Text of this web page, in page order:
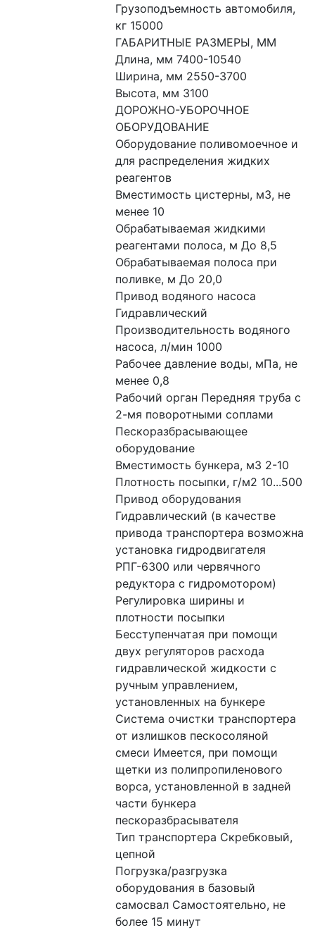
Грузоподъемность автомобиля,
кг 15000
ГАБАРИТНЫЕ РАЗМЕРЫ, ММ
Длина, мм 7400-10540
Ширина, мм 2550-3700
Высота, мм 3100
ДОРОЖНО-УБОРОЧНОЕ
ОБОРУДОВАНИЕ
Оборудование поливомоечное и
для распределения жидких
реагентов
Вместимость цистерны, м3, не
менее 10
Обрабатываемая жидкими
реагентами полоса, м До 8,5
Обрабатываемая полоса при
поливке, м До 20,0
Привод водяного насоса
Гидравлический
Производительность водяного
насоса, л/мин 1000
Рабочее давление воды, мПа, не
менее 0,8
Рабочий орган Передняя труба с
2-мя поворотными соплами
Пескоразбрасывающее
оборудование
Вместимость бункера, м3 2-10
Плотность посыпки, г/м2 10...500
Привод оборудования
Гидравлический (в качестве
привода транспортера возможна
установка гидродвигателя
РПГ-6300 или червячного
редуктора с гидромотором)
Регулировка ширины и
плотности посыпки
Бесступенчатая при помощи
двух регуляторов расхода
гидравлической жидкости с
ручным управлением,
установленных на бункере
Система очистки транспортера
от излишков пескосоляной
смеси Имеется, при помощи
щетки из полипропиленового
ворса, установленной в задней
части бункера
пескоразбрасывателя
Тип транспортера Скребковый,
цепной
Погрузка/разгрузка
оборудования в базовый
самосвал Самостоятельно, не
более 15 минут